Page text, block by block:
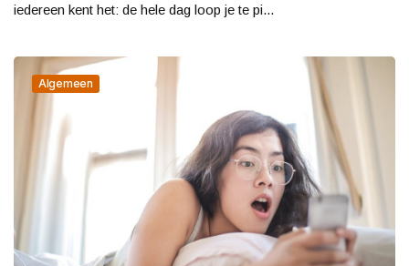
iedereen kent het: de hele dag loop je te pi...
Algemeen